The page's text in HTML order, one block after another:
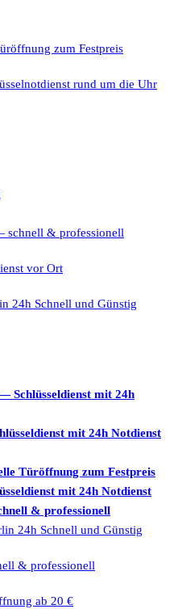
zum Festpreis
rund um die Uhr
schnell & professionell
vor Ort
24h Schnell und Günstig
Schlüsseldienst mit 24h
mit 24h Notdienst
Türöffnung zum Festpreis
mit 24h Notdienst
& professionell
24h Schnell und Günstig
& professionell
ab 20 €